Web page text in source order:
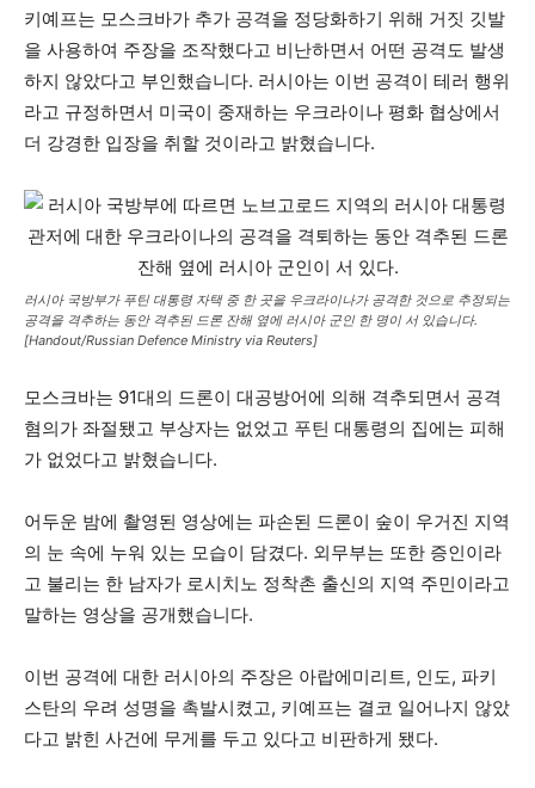
키예프는 모스크바가 추가 공격을 정당화하기 위해 거짓 깃발
을 사용하여 주장을 조작했다고 비난하면서 어떤 공격도 발생
하지 않았다고 부인했습니다. 러시아는 이번 공격이 테러 행위
라고 규정하면서 미국이 중재하는 우크라이나 평화 협상에서
더 강경한 입장을 취할 것이라고 밝혔습니다.
러시아 국방부가 푸틴 대통령 자택 중 한 곳을 우크라이나가 공격한 것으로 추정되는
공격을 격추하는 동안 격추된 드론 잔해 옆에 러시아 군인 한 명이 서 있습니다.
[Handout/Russian Defence Ministry via Reuters]
모스크바는 91대의 드론이 대공방어에 의해 격추되면서 공격
혐의가 좌절됐고 부상자는 없었고 푸틴 대통령의 집에는 피해
가 없었다고 밝혔습니다.
어두운 밤에 촬영된 영상에는 파손된 드론이 숲이 우거진 지역
의 눈 속에 누워 있는 모습이 담겼다. 외무부는 또한 증인이라
고 불리는 한 남자가 로시치노 정착촌 출신의 지역 주민이라고
말하는 영상을 공개했습니다.
이번 공격에 대한 러시아의 주장은 아랍에미리트, 인도, 파키
스탄의 우려 성명을 촉발시켰고, 키예프는 결코 일어나지 않았
다고 밝힌 사건에 무게를 두고 있다고 비판하게 됐다.